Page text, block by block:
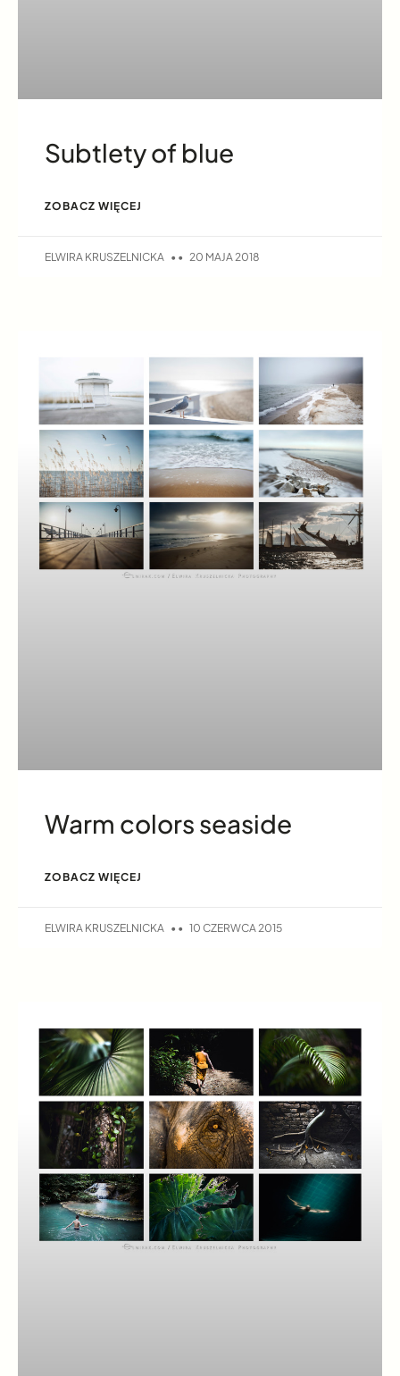
Subtlety of blue
ZOBACZ WIĘCEJ
ELWIRA KRUSZELNICKA 20 MAJA 2018
Warm colors seaside
ZOBACZ WIĘCEJ
ELWIRA KRUSZELNICKA 10 CZERWCA 2015